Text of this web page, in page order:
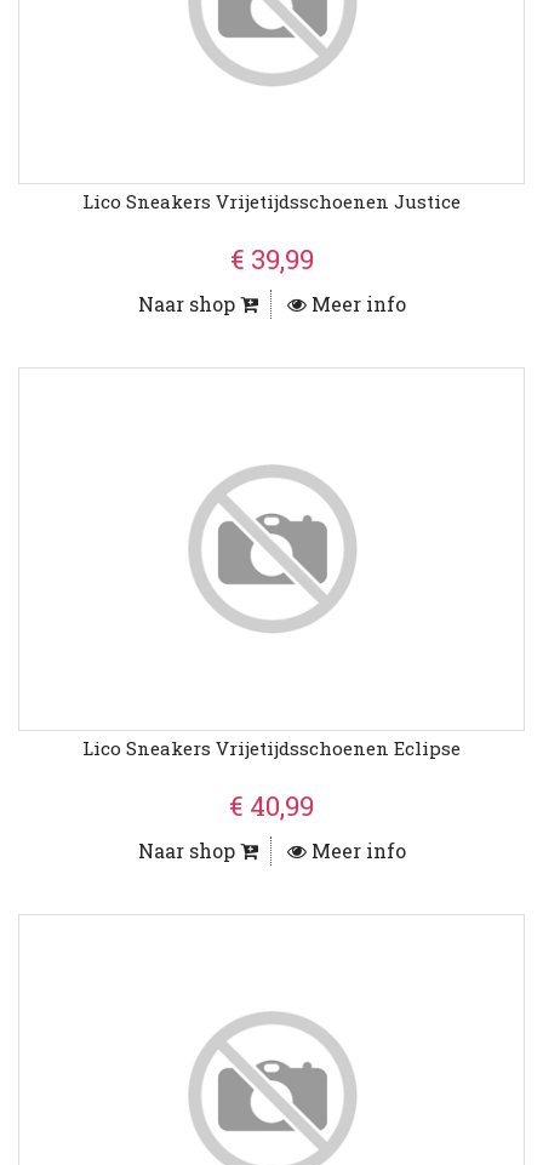
Lico Sneakers Vrijetijdsschoenen Justice
€ 39,99
Naar shop Meer info
Lico Sneakers Vrijetijdsschoenen Eclipse
€ 40,99
Naar shop Meer info